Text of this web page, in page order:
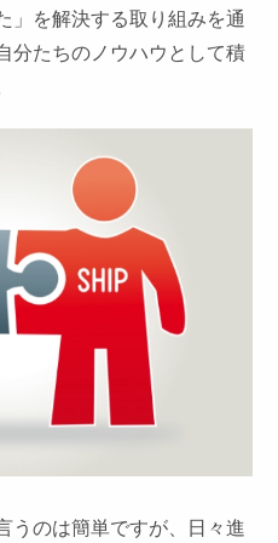
」を解決する取り組みを通
分たちのノウハウとして積
うのは簡単ですが、日々進